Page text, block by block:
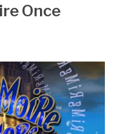
Once